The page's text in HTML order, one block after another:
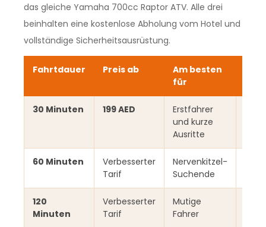
das gleiche Yamaha 700cc Raptor ATV. Alle drei
beinhalten eine kostenlose Abholung vom Hotel und
vollständige Sicherheitsausrüstung.
Fahrtdauer Preis ab
Am besten
für
30 Minuten 199 AED
Erstfahrer
und kurze
Ausritte
60 Minuten
Verbesserter
Tarif
Nervenkitzel-
Suchende
120
Minuten
Verbesserter
Tarif
Mutige
Fahrer